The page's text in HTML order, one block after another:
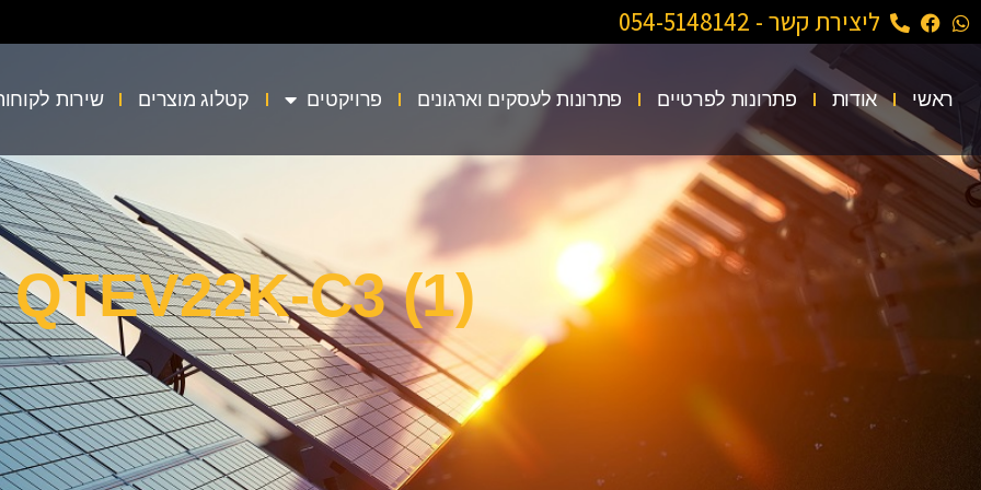
ליצירת קשר - 054-5148142
ראשי אודות פתרונות לפרטיים פתרונות לעסקים וארגונים פרויקטים קטלוג מוצרים שירות
QTEV22K-C3 (1)